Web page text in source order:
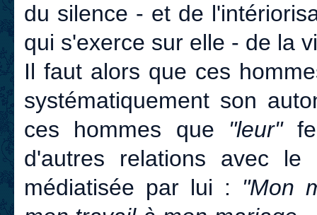
du silence - et de
qui s'exerce sur elle - de la
Il faut alors que ces
systématiquement son
ces hommes que "leur"
d'autres relations avec le
médiatisée par lui : "Mon